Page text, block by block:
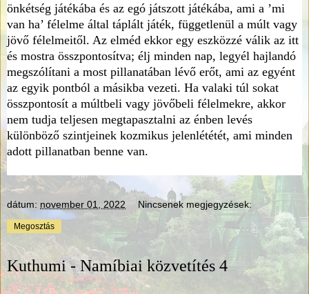
önkétség játékába és az egó játszott játékába, ami a ’mi
van ha’ félelme által táplált játék, függetlenül a múlt vagy
jövő félelmeitől. Az elméd ekkor egy eszközzé válik az itt
és mostra összpontosítva; élj minden nap, legyél hajlandó
megszólítani a most pillanatában lévő erőt, ami az egyént
az egyik pontból a másikba vezeti. Ha valaki túl sokat
összpontosít a múltbeli vagy jövőbeli félelmekre, akkor
nem tudja teljesen megtapasztalni az énben levés
különböző szintjeinek kozmikus jelenlététét, ami minden
adott pillanatban benne van.
dátum: november 01, 2022 Nincsenek megjegyzések:
Megosztás
Kuthumi - Namíbiai közvetítés 4